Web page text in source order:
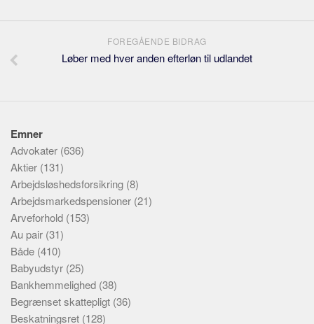
FOREGÅENDE BIDRAG
Løber med hver anden efterløn til udlandet
Emner
Advokater (636)
Aktier (131)
Arbejdsløshedsforsikring (8)
Arbejdsmarkedspensioner (21)
Arveforhold (153)
Au pair (31)
Både (410)
Babyudstyr (25)
Bankhemmelighed (38)
Begrænset skattepligt (36)
Beskatningsret (128)